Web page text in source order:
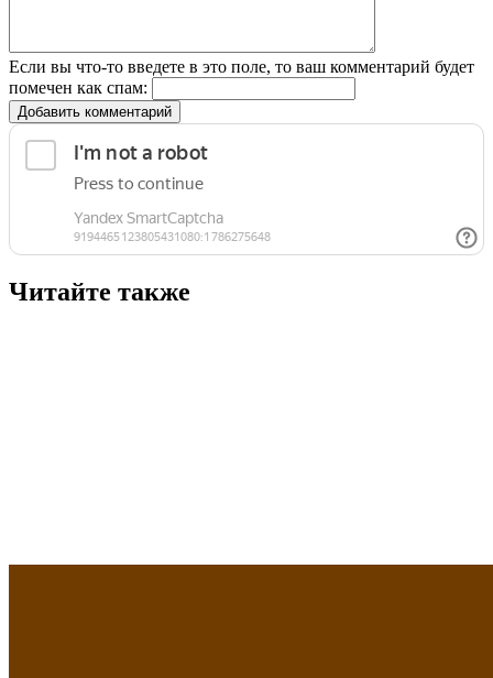
Если вы что-то введете в это поле, то ваш комментарий будет
помечен как спам:
Добавить комментарий
Читайте также